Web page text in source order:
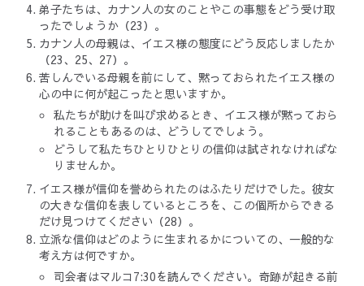
弟子たちは、カナン人の女のことやこの事態をどう受け取
ったでしょうか（23）。
カナン人の母親は、イエス様の態度にどう反応しましたか
（23、25、27）。
苦しんでいる母親を前にして、黙っておられたイエス様の
心の中に何が起こったと思いますか。
私たちが助けを叫び求めるとき、イエス様が黙っておら
れることもあるのは、どうしてでしょう。
どうして私たちひとりひとりの信仰は試されなければな
りませんか。
イエス様が信仰を誉められたのはふたりだけでした。彼女
の大きな信仰を表しているところを、この個所からできる
だけ見つけてください（28）。
立派な信仰はどのように生まれるかについての、一般的な
考え方は何ですか。
司会者はマルコ7:30を読んでください。奇跡が起きる前